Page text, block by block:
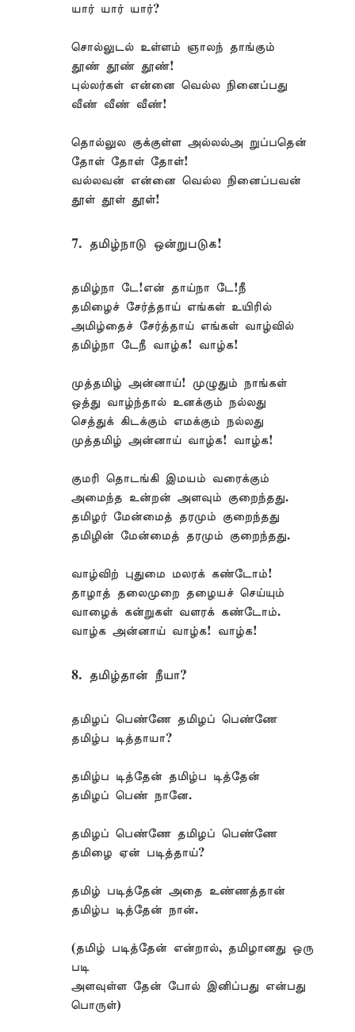
யார் யார் யார்?
சொல்லுடல் உள்ளம் ஞாலந் தாங்கும்
தூண் தூண் தூண்!
புல்லர்கள் என்னை வெல்ல நினைப்பது
வீண் வீண் வீண்!
தொல்லுல குக்குள்ள அல்லல்அ றுப்பதென்
தோள் தோள் தோள்!
வல்லவன் என்னை வெல்ல நினைப்பவன்
தூள் தூள் தூள்!
7. தமிழ்நாடு ஒன்றுபடுக!
தமிழ்நா டே!என் தாய்நா டே!நீ
தமிழைச் சேர்த்தாய் எங்கள் உயிரில்
அமிழ்தைச் சேர்த்தாய் எங்கள் வாழ்வில்
தமிழ்நா டேநீ வாழ்க! வாழ்க!
முத்தமிழ் அன்னாய்! முழுதும் நாங்கள்
ஒத்து வாழ்ந்தால் உனக்கும் நல்லது
செத்துக் கிடக்கும் எமக்கும் நல்லது
முத்தமிழ் அன்னாய் வாழ்க! வாழ்க!
குமரி தொடங்கி இமயம் வரைக்கும்
அமைந்த உன்றன் அளவும் குறைந்தது.
தமிழர் மேன்மைத் தரமும் குறைந்தது
தமிழின் மேன்மைத் தரமும் குறைந்தது.
வாழ்விற் புதுமை மலரக் கண்டோம்!
தாழாத் தலைமுறை தழையச் செய்யும்
வாழைக் கன்றுகள் வளரக் கண்டோம்.
வாழ்க அன்னாய் வாழ்க! வாழ்க!
8. தமிழ்தான் நீயா?
தமிழப் பெண்ணே தமிழப் பெண்ணே
தமிழ்ப டித்தாயா?
தமிழ்ப டித்தேன் தமிழ்ப டித்தேன்
தமிழப் பெண் நானே.
தமிழப் பெண்ணே தமிழப் பெண்ணே
தமிழை ஏன் படித்தாய்?
தமிழ் படித்தேன் அதை உண்ணத்தான்
தமிழ்ப டித்தேன் நான்.
(தமிழ் படித்தேன் என்றால், தமிழானது ஒரு
படி
அளவுள்ள தேன் போல் இனிப்பது என்பது
பொருள்)